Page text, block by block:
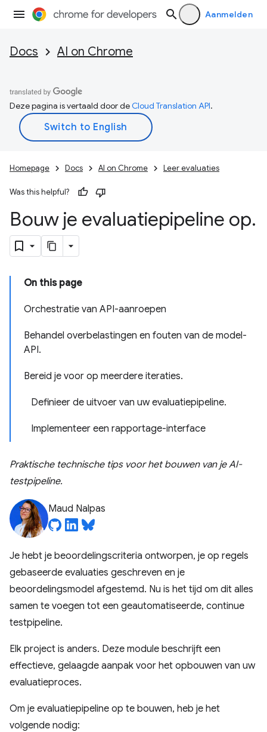
Aanmelden
Docs AI on Chrome
Deze pagina is vertaald door deCloud Translation API.
Homepage Docs AI on Chrome Leer evaluaties
Was this helpful?
Bouw je evaluatiepipeline op.
On this page
Orchestratie van API-aanroepen
Behandel overbelastingen en fouten van de model-
API.
Bereid je voor op meerdere iteraties.
Definieer de uitvoer van uw evaluatiepipeline.
Implementeer een rapportage-interface
Praktische technische tips voor het bouwen van je AI-
testpipeline.
Maud Nalpas
Je hebt je beoordelingscriteria ontworpen, je op regels
gebaseerde evaluaties geschreven en je
beoordelingsmodel afgestemd. Nu is het tijd om dit alles
samen te voegen tot een geautomatiseerde, continue
testpipeline.
Elk project is anders. Deze module beschrijft een
effectieve, gelaagde aanpak voor het opbouwen van uw
evaluatieproces.
Om je evaluatiepipeline op te bouwen, heb je het
volgende nodig: